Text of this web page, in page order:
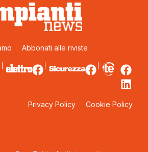
Abbonati alle riviste
Privacy Policy Cookie Policy